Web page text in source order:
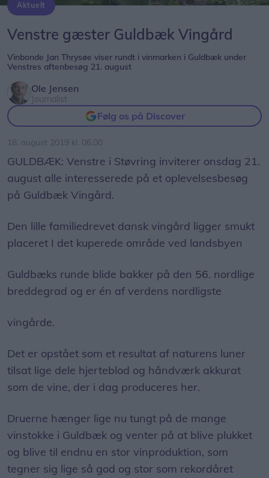
Aktuelt
Venstre gæster Guldbæk Vingård
Vinbonde Jan Thrysøe viser rundt i vinmarken i Guldbæk under
Venstres aftenbesøg 21. august
Ole Jensen
Journalist
Følg os på Discover
18. august 2019 kl. 06.00
GULDBÆK: Venstre i Støvring inviterer onsdag 21.
august alle interesserede på et oplevelsesbesøg
på Guldbæk Vingård.
Den lille familiedrevet dansk vingård ligger smukt
placeret I det kuperede område ved landsbyen
Guldbæks runde blide bakker på den 56. nordlige
breddegrad og er én af verdens nordligste
vingårde.
Det er opstået som et resultat af naturens luner
tilsat lige dele hjerteblod og håndværk akkurat
som de vine, der i dag produceres her.
Druerne hænger lige nu tungt på de mange
vinstokke i Guldbæk og venter på at blive plukket
og blive til endnu en stor vinproduktion, som
tegner sig lige så god og stor som rekordåret